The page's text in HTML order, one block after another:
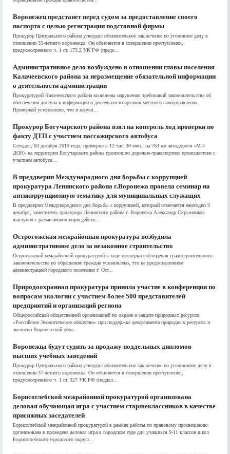
Воронежец предстанет перед судом за предоставление своего
паспорта с целью регистрации подставной фирмы
Прокурор Центрального района утвердил обвинительное заключение по уголовное делу в
отношении 35-летнего воронежца. Он обвиняется в совершении преступления,
предусмотренного ч. 1 ст. 173.2 УК РФ (предо...
Административное дело возбуждено в отношении главы поселения
Калачеевского района за неразмещение обязательной информации
о деятельности администрации
Прокуратурой Калачеевского района выявлены нарушения требований законодательства об
обеспечении доступа к информации о деятельности органов местного самоуправления.
Проверкой установлено, что в наруш...
Прокурор Богучарского района взял на контроль ход проверки по
факту ДТП с участием пассажирского автобуса
Сегодня, 03 декабря 2019 года, примерно в 12 час. 30 мин., на 763 км автодороги «М-4
ДОН» на территории Богучарского района произошло дорожно-транспортное происшествие с
участием автобуса ...
В преддверии Международного дня борьбы с коррупцией
прокуратура Ленинского района г.Воронежа провела семинар на
антикоррупционную тематику для муниципальных служащих
В преддверии Международного дня борьбы с коррупцией, который отмечается ежегодно 9
декабря, заместитель прокурора Ленинского района г. Воронежа Александр Скрынников
выступил с разъяснением норм действ...
Острогожская межрайонная прокуратура возбудила
административное дело за незаконное строительство
Острогожской межрайонной прокуратурой в ходе проверки соблюдения градостроительного
законодательства по обращению граждан установлено, что на предоставленном
администрацией городского поселения г. Ост...
Природоохранная прокуратура приняла участие в конференции по
вопросам экологии с участием более 500 представителей
предприятий и организаций региона
Общероссийской общественной организацией по охране и защите природных ресурсов
«Российское Экологическое общество» при поддержке департамента природных ресурсов и
экологии Воронежской обла...
Воронежца будут судить за продажу поддельных дипломов
высших учебных заведений
Прокурор Центрального района утвердил обвинительное заключение по уголовному делу в
отношении 37-летнего воронежца. Он обвиняется в совершении преступления,
предусмотренного ч. 1 ст. 327 УК РФ (поддел...
Борисоглебской межрайонной прокуратурой организована
деловая обучающая игра с участием старшеклассников в качестве
присяжных заседателей
Борисоглебской межрайонной прокуратурой в рамках работы по правовому просвещению
организована и проведена деловая игра в городском суде для учащихся 9-11 классов школ
Борисоглебского городского округа...